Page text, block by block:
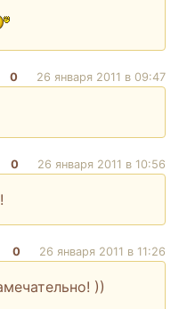
0 26 января 2011 в 09:47
0 26 января 2011 в 10:56
0 26 января 2011 в 11:26
))